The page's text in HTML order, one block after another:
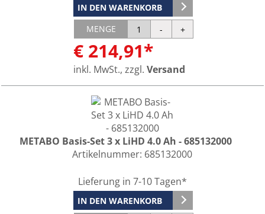
IN DEN WARENKORB
MENGE
€ 214,91*
inkl. MwSt., zzgl. Versand
METABO Basis-Set 3 x LiHD 4.0 Ah - 685132000
Artikelnummer: 685132000
Lieferung in 7-10 Tagen*
IN DEN WARENKORB